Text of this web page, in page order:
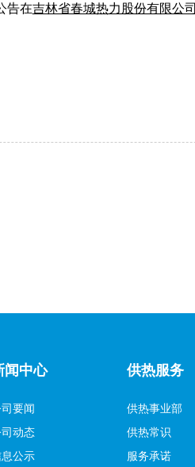
告在吉林省春城热力股份有限公司
闻中心
要闻
动态
公示
供热服务
供热事业部
供热常识
服务承诺